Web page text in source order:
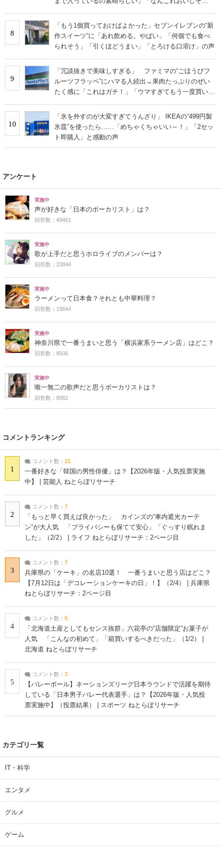
8
「もう1個買っておけばよかった」セブンイレブンの“新
作スイーツ”に「あれ飲める。やばい」「何個でも食べ
られそう」「引くほどうまい」「とろける口溶け」の声
9
「冗談抜きで美味しすぎる」 ファミマの“ごほうびフ
ルーツフラッペ”にハマる人続出→果肉たっぷりのぜい
たく感に「これはガチ！」「ウマすぎてもう一度買いに
10
「氷を外すのが大変すぎてうんざり」 IKEAの“499円製
氷皿”を使ったら……「めちゃくちゃいい～！」「2セッ
ト即購入」と感動の声
アンケート
実施中
声が好きな「日本のボーカリスト」は？
回答数：49461
実施中
歌が上手だと思うホロライブのメンバーは？
回答数：23844
実施中
ラーメンって日本食？それとも中華料理？
回答数：19644
実施中
神奈川県で一番うまいと思う「横浜家系ラーメン店」はどこ？
回答数：8506
実施中
唯一無二の歌声だと思うボーカリストは？
回答数：8082
コメントランキング
1
コメント数： 21
一番好きな「韓国の男性俳優」は？【2026年版・人気投票実施
中】 | 芸能人 ねとらぼリサーチ
2
コメント数： 7
「もっと早く買えば良かった」 カインズの“車内遮光カーテ
ン”が大人気 「プライバシーも保てて安心」「ぐっすり眠れま
した」（2/2） | ライフ ねとらぼリサーチ：2ページ目
3
コメント数： 7
兵庫県の「ケーキ」の名店10選！ 一番うまいと思う店はどこ？
【7月12日は「デコレーションケーキの日」！】（2/4） | 兵庫県
ねとらぼリサーチ：2ページ目
4
コメント数： 5
「北海道土産としてもセンス抜群」六花亭の“店舗限定”お菓子が
人気 「こんなの初めて」「箱買いするべきだった」（1/2） |
北海道 ねとらぼリサーチ
5
コメント数： 3
【バレーボール】ネーションズリーグ日本ラウンドで活躍を期待
している「日本男子バレー代表選手」は？【2026年版・人気投
票実施中】（投票結果） | スポーツ ねとらぼリサーチ
カテゴリ一覧
IT・科学
エンタメ
グルメ
ゲーム